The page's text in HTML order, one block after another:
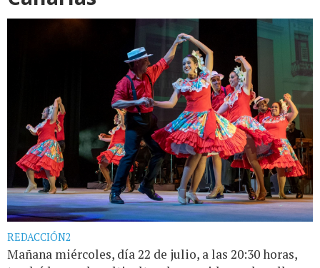
REDACCIÓN2
Mañana miércoles, día 22 de julio, a las 20:30 horas,